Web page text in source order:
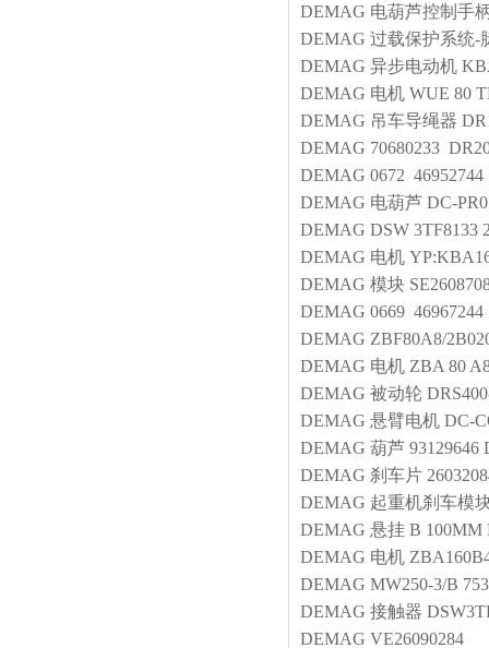
DEMAG 电葫芦控制手
DEMAG 过载保护系统-
DEMAG 异步电动机
DEMAG 电机 WUE 80
DEMAG 吊车导绳器
DEMAG 70680233
DEMAG 0672
DEMAG 电葫芦 DC-
DEMAG DSW 3TF8133
DEMAG 电机
DEMAG 模块
DEMAG 0669
DEMAG ZBF80A8/
DEMAG 电机 ZBA 80
DEMAG 被动轮
DEMAG 悬臂电机 DC-
DEMAG 葫芦 93129646
DEMAG 刹车片
DEMAG 起重机刹车模
DEMAG 悬挂 B
DEMAG 电机
DEMAG MW250-3/B
DEMAG 接触器
DEMAG VE26090284